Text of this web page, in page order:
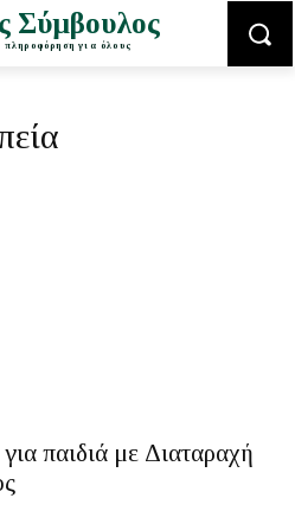
Σύμβουλος
για όλους
παιδιά με Διαταραχή